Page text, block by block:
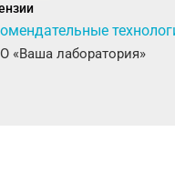
«Ваша лаборатория»